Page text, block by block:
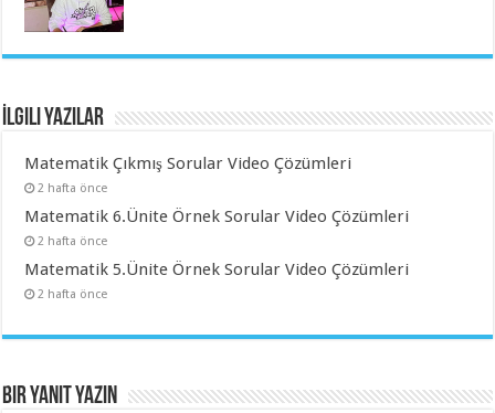
İlgili Yazılar
Matematik Çıkmış Sorular Video Çözümleri
2 hafta önce
Matematik 6.Ünite Örnek Sorular Video Çözümleri
2 hafta önce
Matematik 5.Ünite Örnek Sorular Video Çözümleri
2 hafta önce
Bir yanıt yazın